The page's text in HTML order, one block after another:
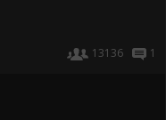
13136
1